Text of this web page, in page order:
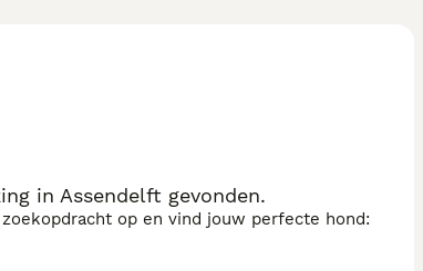
in Assendelft gevonden.
op en vind jouw perfecte hond: